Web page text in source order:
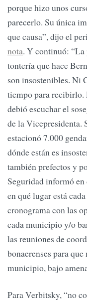
porque hizo unos
parecerlo. Su única
que causa”, dijo el
nota. Y continuó:
tontería que hace
son insostenibles. Ni
tiempo para recibirlo.
debió escuchar el
de la Vicepresidenta.
estacionó 7.000
dónde están es
también prefectos y
Seguridad informó
en qué lugar está
cronograma con las
cada municipio y/o
las reuniones de
bonaerenses para
municipio, bajo
Para Verbitsky, “no